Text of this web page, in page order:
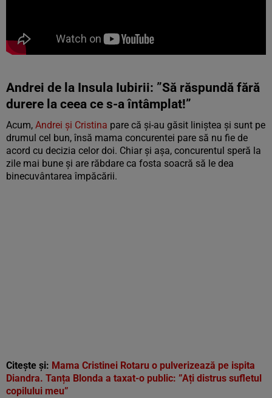
Andrei de la Insula Iubirii: ”Să răspundă fără
durere la ceea ce s-a întâmplat!”
Acum, Andrei și Cristina pare că și-au găsit liniștea și sunt pe
drumul cel bun, însă mama concurentei pare să nu fie de
acord cu decizia celor doi. Chiar și așa, concurentul speră la
zile mai bune și are răbdare ca fosta soacră să le dea
binecuvântarea împăcării.
Citește și: Mama Cristinei Rotaru o pulverizează pe ispita
Diandra. Tanța Blonda a taxat-o public: ”Ați distrus sufletul
copilului meu”